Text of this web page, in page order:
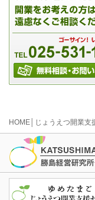
HOME じょうえつ開業支